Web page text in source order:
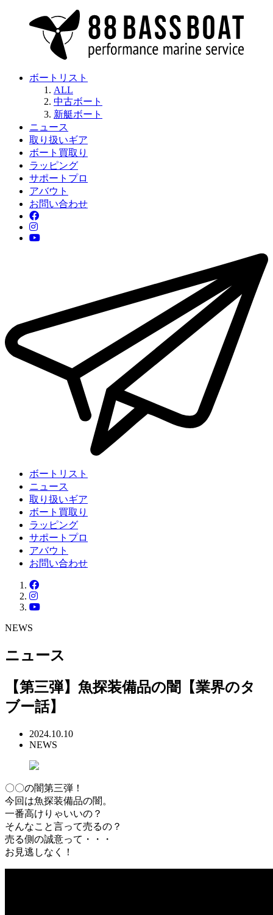
ボートリスト
ALL
中古ボート
新艇ボート
ニュース
取り扱いギア
ボート買取り
ラッピング
サポートプロ
アバウト
お問い合わせ
ボートリスト
ニュース
取り扱いギア
ボート買取り
ラッピング
サポートプロ
アバウト
お問い合わせ
NEWS
ニュース
【第三弾】魚探装備品の闇【業界のタ
ブー話】
2024.10.10
NEWS
〇〇の闇第三弾！
今回は魚探装備品の闇。
一番高けりゃいいの？
そんなこと言って売るの？
売る側の誠意って・・・
お見逃しなく！